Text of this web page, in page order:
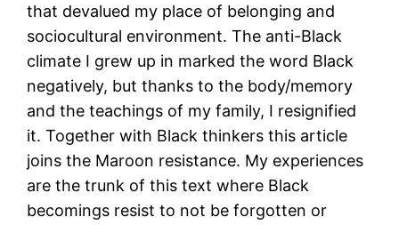
that devalued my place of belonging and
sociocultural environment. The anti-Black
climate I grew up in marked the word Black
negatively, but thanks to the body/memory
and the teachings of my family, I resignified
it. Together with Black thinkers this article
joins the Maroon resistance. My experiences
are the trunk of this text where Black
becomings resist to not be forgotten or